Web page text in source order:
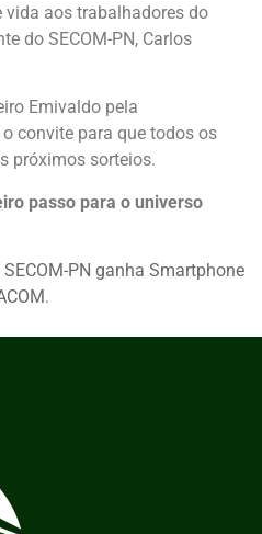
aos trabalhadores do
do SECOM-PN, Carlos
Emivaldo pela
convite para que todos os
próximos sorteios.
passo para o universo
PN ganha Smartphone
.